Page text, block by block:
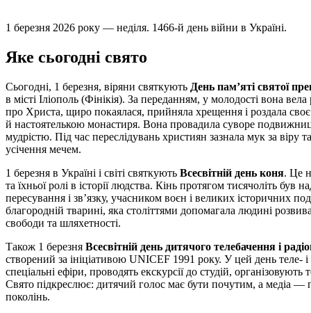
1 березня 2026 року — неділя. 1466-й день війни в Україні.
Яке сьогодні свято
Сьогодні, 1 березня, віряни святкують День пам’яті святої
в місті Іліополь (Фінікія). За переданням, у молодості вона
про Христа, щиро покаялася, прийняла хрещення і роздала
й настоятелькою монастиря. Вона провадила суворе
мудрістю. Під час переслідувань християн зазнала мук за
усічення мечем.
1 березня в Україні і світі святкують Всесвітній день коня. Це
та їхньої ролі в історії людства. Кінь протягом тисячоліть був
пересування і зв’язку, учасником воєн і великих історичних
благородній тварині, яка століттями допомагала людині
свободи та шляхетності.
Також 1 березня Всесвітній день дитячого телебачення і
створений за ініціативою UNICEF 1991 року. У цей день теле- і
спеціальні ефіри, проводять екскурсії до студій,
Свято підкреслює: дитячий голос має бути почутим, а медіа —
поколінь.